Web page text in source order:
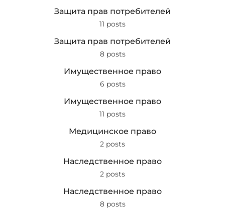
Защита прав потребителей
11 posts
Защита прав потребителей
8 posts
Имущественное право
6 posts
Имущественное право
11 posts
Медицинское право
2 posts
Наследственное право
2 posts
Наследственное право
8 posts